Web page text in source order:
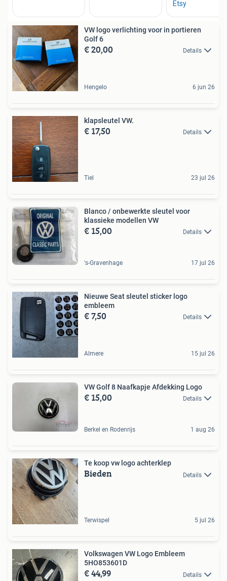
VW logo verlichting voor in portieren
Golf 6
€ 20,00 Details
Hengelo 6 jun 26
klapsleutel VW.
€ 17,50 Details
Tiel 23 jul 26
Blanco / onbewerkte sleutel voor
klassieke modellen VW
€ 15,00 Details
's-Gravenhage 17 jul 26
Nieuwe Seat sleutel sticker logo
embleem
€ 7,50 Details
Almere 15 jul 26
VW Golf 8 Naafkapje Afdekking Logo
€ 15,00 Details
Berkel en Rodenrijs 1 aug 26
Te koop vw logo achterklep
Bieden Details
Terwispel 5 jul 26
Volkswagen VW Logo Embleem
5HO853601D
€ 44,99 Details